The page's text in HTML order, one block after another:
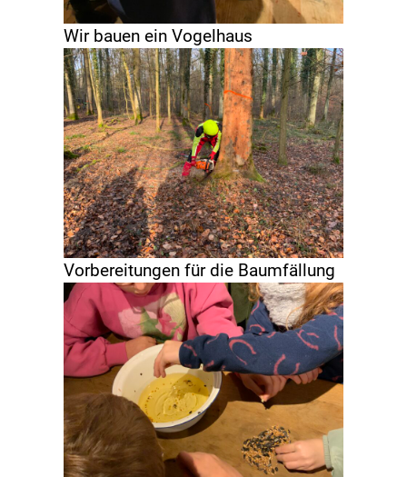
Wir bauen ein Vogelhaus
Vorbereitungen für die Baumfällung